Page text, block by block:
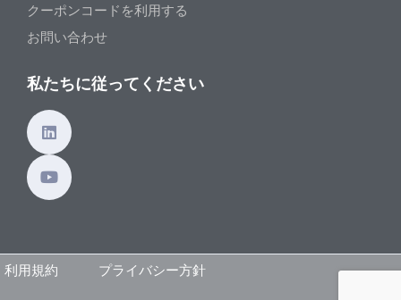
クーポンコードを利用する
お問い合わせ
私たちに従ってください
利用規約 プライバシー方針